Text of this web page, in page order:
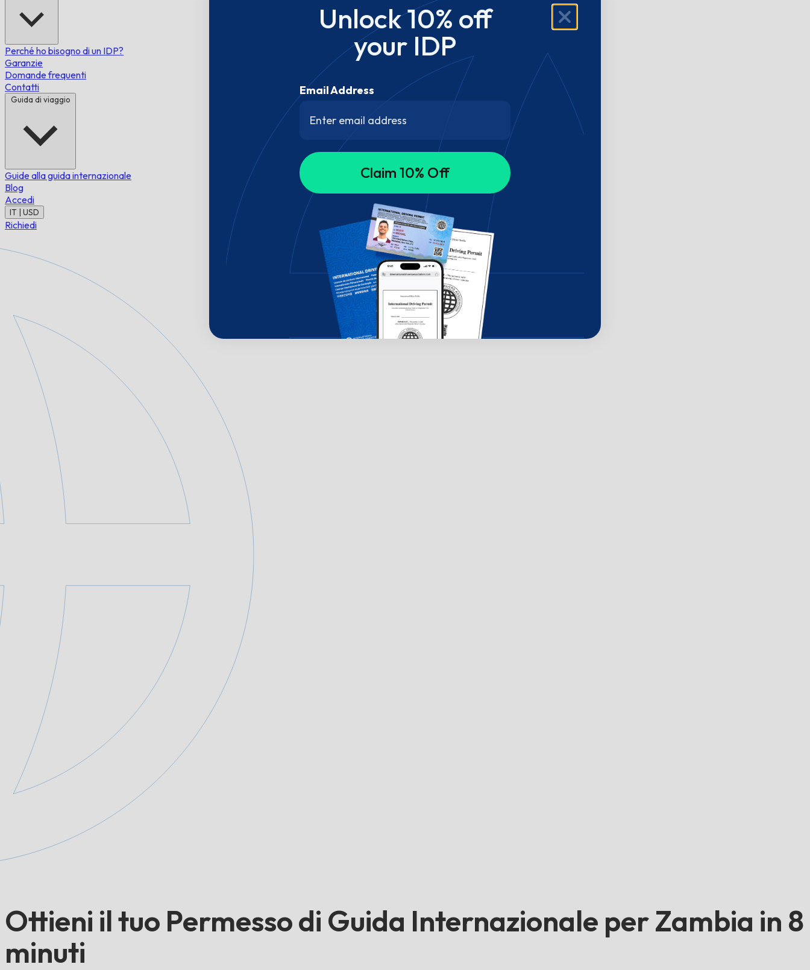
Perché ho bisogno di un IDP?
Garanzie
Domande frequenti
Contatti
Guida di viaggio
Guide alla guida internazionale
Blog
Accedi
IT | USD
Richiedi
Ottieni il tuo Permesso di Guida Internazionale per Zambia in 8
minuti
Unlock 10% off
your IDP
Email Address
Claim 10% Off